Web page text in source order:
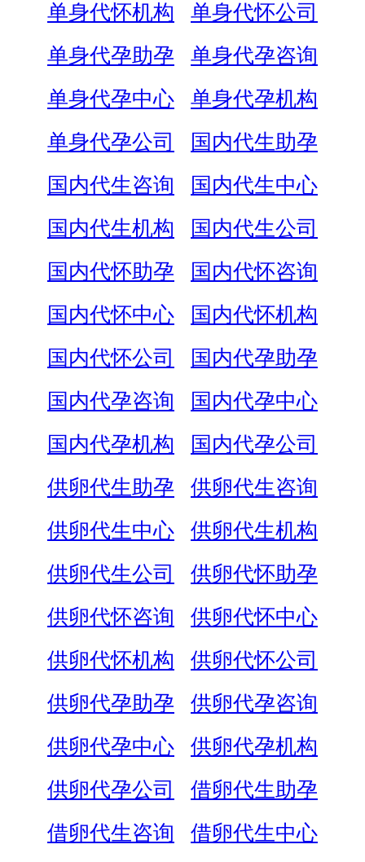
单身代怀机构
单身代怀公司
单身代孕助孕
单身代孕咨询
单身代孕中心
单身代孕机构
单身代孕公司
国内代生助孕
国内代生咨询
国内代生中心
国内代生机构
国内代生公司
国内代怀助孕
国内代怀咨询
国内代怀中心
国内代怀机构
国内代怀公司
国内代孕助孕
国内代孕咨询
国内代孕中心
国内代孕机构
国内代孕公司
供卵代生助孕
供卵代生咨询
供卵代生中心
供卵代生机构
供卵代生公司
供卵代怀助孕
供卵代怀咨询
供卵代怀中心
供卵代怀机构
供卵代怀公司
供卵代孕助孕
供卵代孕咨询
供卵代孕中心
供卵代孕机构
供卵代孕公司
借卵代生助孕
借卵代生咨询
借卵代生中心